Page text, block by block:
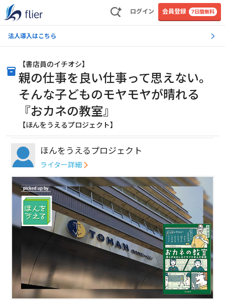
ログイン 会員登録 7日間無料
法人導入はこちら
【書店員のイチオシ】
親の仕事を良い仕事って思えない。
そんな子どものモヤモヤが晴れる
『おカネの教室』
【ほんをうえるプロジェクト】
ほんをうえるプロジェクト
ライター詳細